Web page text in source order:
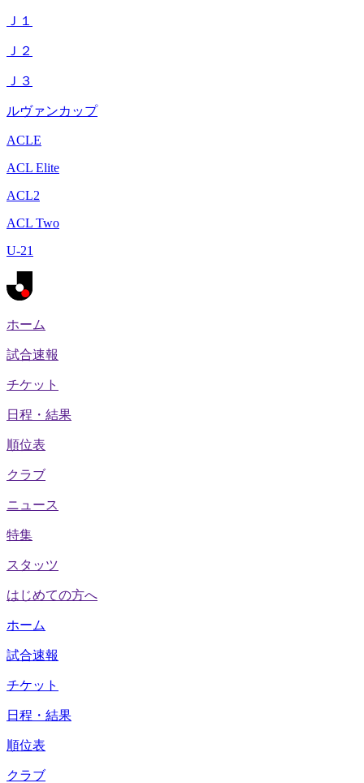
Ｊ１
Ｊ２
Ｊ３
ルヴァンカップ
ACLE
ACL Elite
ACL2
ACL Two
U-21
ホーム
試合速報
チケット
日程・結果
順位表
クラブ
ニュース
特集
スタッツ
はじめての方へ
ホーム
試合速報
チケット
日程・結果
順位表
クラブ